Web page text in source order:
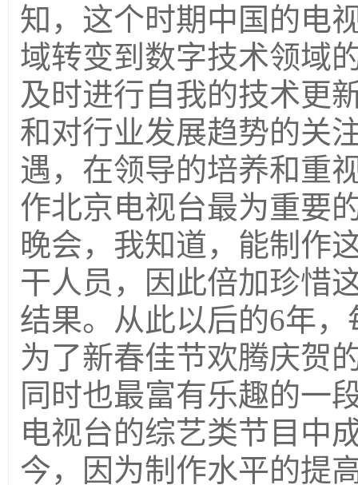
知，这个时期中国的电
域转变到数字技术领域
及时进行自我的技术更
和对行业发展趋势的关
遇，在领导的培养和重
作北京电视台最为重
晚会，我知道，能制作
干人员，因此倍加珍惜
结果。从此以后的6年
为了新春佳节欢腾庆贺
同时也最富有乐趣的一
电视台的综艺类节目中
今，因为制作水平的提